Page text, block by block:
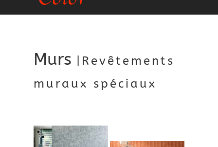
Murs
|Revêtements
muraux spéciaux